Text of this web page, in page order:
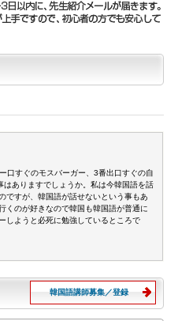
口すぐのモスバーガー、3番出口すぐの自
ありますでしょうか。私は今韓国語を話
ですが、韓国語が話せないという事もあ
くのが好きなので韓国も韓国語が普通に
しようと必死に勉強しているところで
韓国語講師募集／登録